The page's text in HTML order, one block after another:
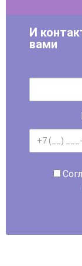
И
вами